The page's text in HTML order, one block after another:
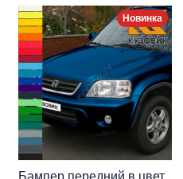
Новинка
Бампер передний в цвет